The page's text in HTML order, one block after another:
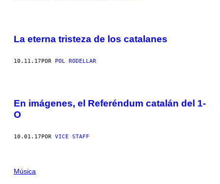
La eterna tristeza de los catalanes
10.11.17POR POL RODELLAR
En imágenes, el Referéndum catalán del 1-
O
10.01.17 POR VICE STAFF
Música